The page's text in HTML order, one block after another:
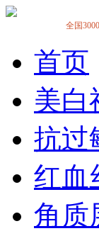
全国
首页
美白
抗过
红血
角质